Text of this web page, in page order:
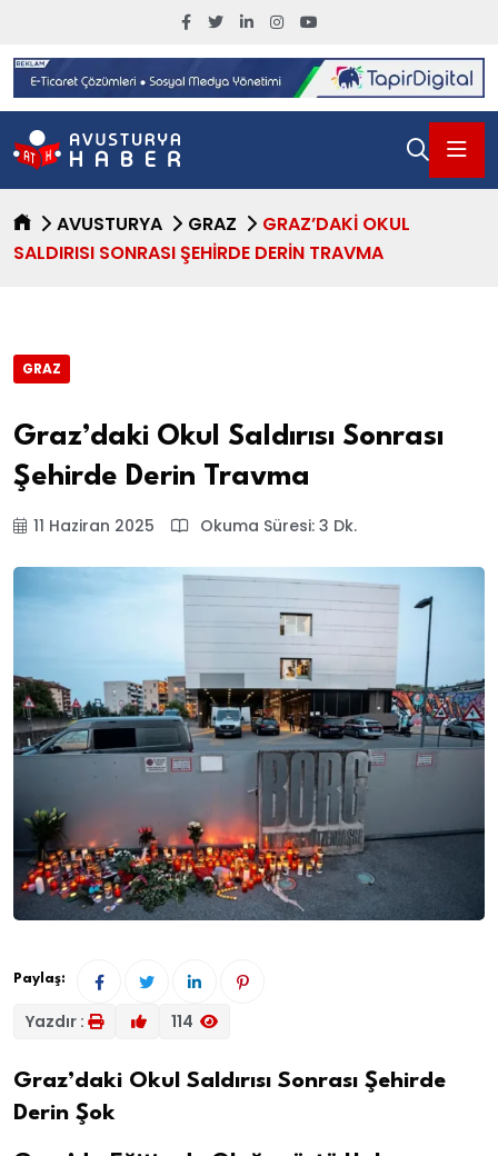
AVUSTURYA GRAZ
GRAZ’DAKI OKUL
SALDIRISI SONRASI ŞEHIRDE DERIN TRAVMA
GRAZ
Graz’daki Okul Saldırısı Sonrası
Şehirde Derin Travma
11 Haziran 2025 Okuma Süresi: 3 Dk.
Paylaş:
Yazdır : 114
Graz’daki Okul Saldırısı Sonrası Şehirde
Derin Şok